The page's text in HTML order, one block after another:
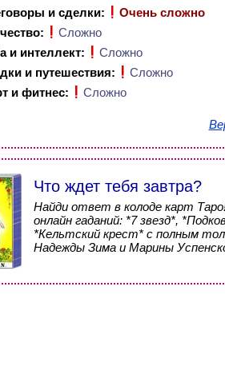
и сделки:
Очень сложно
Сложно
и интеллект:
Сложно
и путешествия:
Сложно
и фитнес:
Сложно
Что ждет тебя завтра?
Найди ответ в колоде карт
онлайн гаданий: *7 звезд*,
*Кельтский крест* с полным
Надежды Зима и Марины